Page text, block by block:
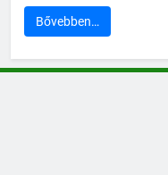
Bővebben…